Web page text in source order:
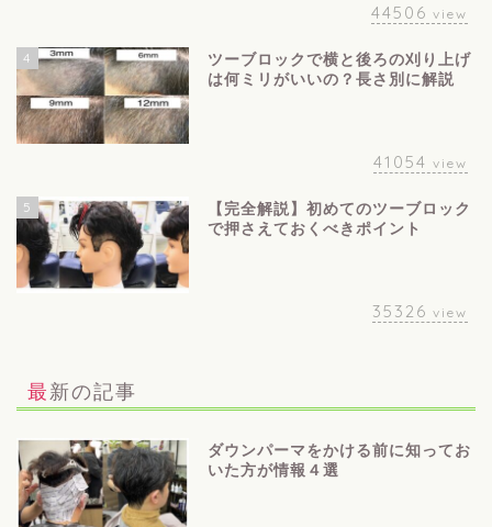
44506 view
4
ツーブロックで横と後ろの刈り上げ
は何ミリがいいの？長さ別に解説
41054 view
5
【完全解説】初めてのツーブロック
で押さえておくべきポイント
35326 view
最新の記事
ダウンパーマをかける前に知ってお
いた方が情報４選